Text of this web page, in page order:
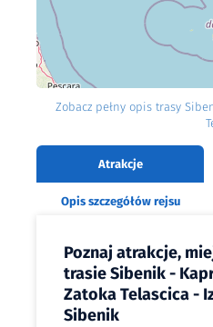
Zobacz pełny opis trasy
Atrakcje
Opis szczegółów rejsu
Poznaj atrakcje,
trasie Sibenik -
Zatoka Telascica -
Sibenik